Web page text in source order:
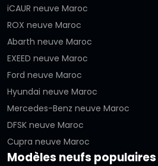
iCAUR neuve Maroc
ROX neuve Maroc
Abarth neuve Maroc
EXEED neuve Maroc
Ford neuve Maroc
Hyundai neuve Maroc
Mercedes-Benz neuve Maroc
DFSK neuve Maroc
Cupra neuve Maroc
Modèles neufs populaires